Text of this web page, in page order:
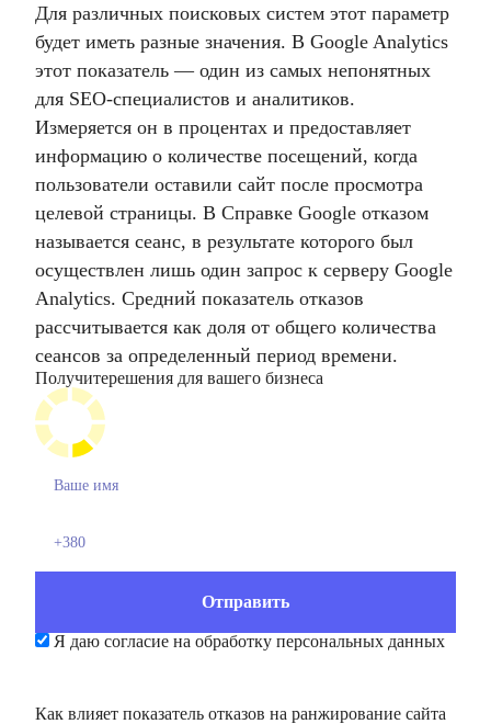
Для различных поисковых систем этот параметр
будет иметь разные значения. В Google Analytics
этот показатель — один из самых непонятных
для SEO-специалистов и аналитиков.
Измеряется он в процентах и ​​предоставляет
информацию о количестве посещений, когда
пользователи оставили сайт после просмотра
целевой страницы. В Справке Google отказом
называется сеанс, в результате которого был
осуществлен лишь один запрос к серверу Google
Analytics. Средний показатель отказов
рассчитывается как доля от общего количества
сеансов за определенный период времени.
Получитерешения для вашего бизнеса
Я даю согласие на обработку персональных данных
Как влияет показатель отказов на ранжирование сайта